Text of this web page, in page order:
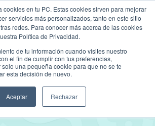
cookies en tu PC. Estas cookies sirven para mejorar
servicios más personalizados, tanto en este sitio
redes. Para conocer más acerca de las cookies
Política de Privacidad.
de tu información cuando visites nuestro
el fin de cumplir con tus preferencias,
una pequeña cookie para que no se te
esta decisión de nuevo.
Aceptar Rechazar
asesoria@postil.la
FacebookInstagramLinkedIn